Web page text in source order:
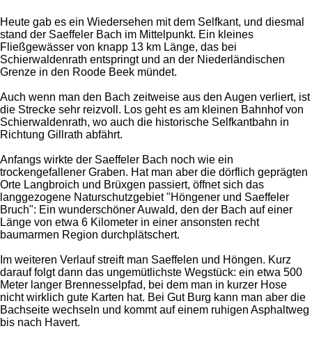
t
e
r
n
e
e
n
d
e
n
Heute gab es ein Wiedersehen mit dem Selfkant, und diesmal
stand der Saeffeler Bach im Mittelpunkt. Ein kleines
Fließgewässer von knapp 13 km Länge, das bei
Schierwaldenrath entspringt und an der Niederländischen
Grenze in den Roode Beek mündet.
Auch wenn man den Bach zeitweise aus den Augen verliert, ist
die Strecke sehr reizvoll. Los geht es am kleinen Bahnhof von
Schierwaldenrath, wo auch die historische Selfkantbahn in
Richtung Gillrath abfährt.
Anfangs wirkte der Saeffeler Bach noch wie ein
trockengefallener Graben. Hat man aber die dörflich geprägten
Orte Langbroich und Brüxgen passiert, öffnet sich das
langgezogene Naturschutzgebiet "Höngener und Saeffeler
Bruch": Ein wunderschöner Auwald, den der Bach auf einer
Länge von etwa 6 Kilometer in einer ansonsten recht
baumarmen Region durchplätschert.
Im weiteren Verlauf streift man Saeffelen und Höngen. Kurz
darauf folgt dann das ungemütlichste Wegstück: ein etwa 500
Meter langer Brennesselpfad, bei dem man in kurzer Hose
nicht wirklich gute Karten hat. Bei Gut Burg kann man aber die
Bachseite wechseln und kommt auf einem ruhigen Asphaltweg
bis nach Havert.